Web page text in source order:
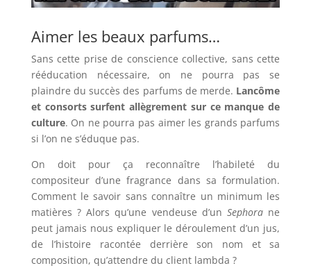
Aimer les beaux parfums…
Sans cette prise de conscience collective, sans cette
rééducation nécessaire, on ne pourra pas se
plaindre du succès des parfums de merde. Lancôme
et consorts surfent allègrement sur ce manque de
culture. On ne pourra pas aimer les grands parfums
si l’on ne s’éduque pas.
On doit pour ça reconnaître l’habileté du
compositeur d’une fragrance dans sa formulation.
Comment le savoir sans connaître un minimum les
matières ? Alors qu’une vendeuse d’un Sephora ne
peut jamais nous expliquer le déroulement d’un jus,
de l’histoire racontée derrière son nom et sa
composition, qu’attendre du client lambda ?